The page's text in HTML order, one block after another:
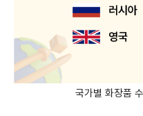
국가별 화장품